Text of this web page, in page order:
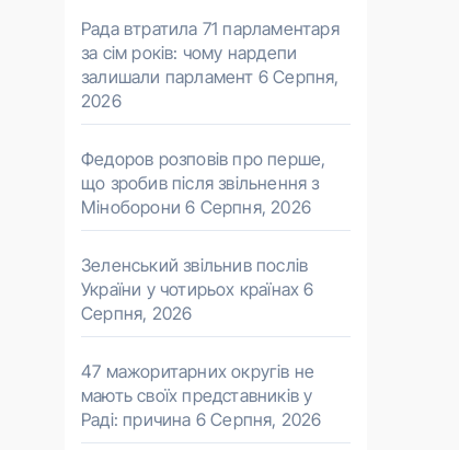
Рада втратила 71 парламентаря
за сім років: чому нардепи
залишали парламент 6 Серпня,
2026
Федоров розповів про перше,
що зробив після звільнення з
Міноборони 6 Серпня, 2026
Зеленський звільнив послів
України у чотирьох країнах 6
Серпня, 2026
47 мажоритарних округів не
мають своїх представників у
Раді: причина 6 Серпня, 2026